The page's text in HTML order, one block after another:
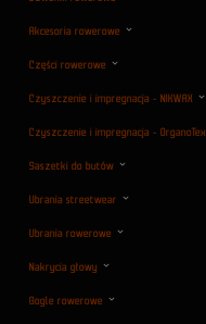
Akcesoria rowerowe
Części rowerowe
Czyszczenie i impregnacja - NIKWAX
Czyszczenie i impregnacja - OrganoTex
Saszetki do butów
Ubrania streetwear
Ubrania rowerowe
Nakrycia głowy
Gogle rowerowe